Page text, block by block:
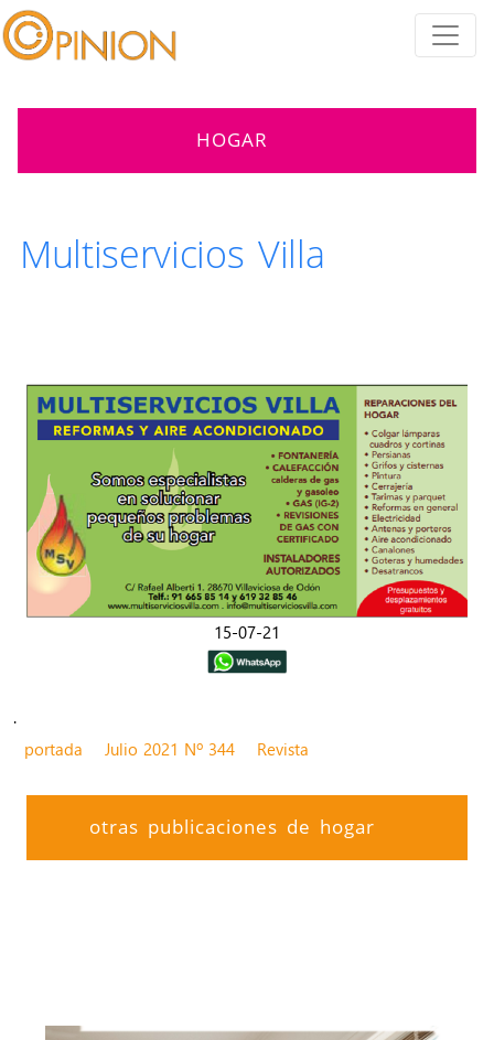
HOGAR
Multiservicios Villa
15-07-21
.
portada
Julio 2021 Nº 344 Revista
otras publicaciones de hogar